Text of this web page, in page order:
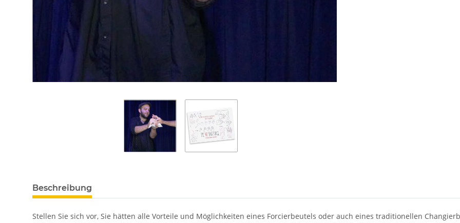
Beschreibung
Stellen Sie sich vor, Sie hätten alle Vorteile und Möglichkeiten eines Forcierbeutels oder auch eines traditionellen